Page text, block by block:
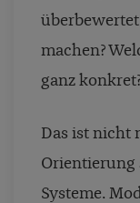
machen?
ganz
Das ist nicht
Orientierung
Systeme.